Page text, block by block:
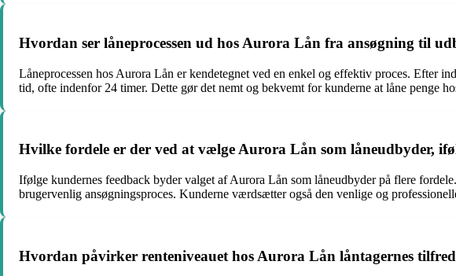
Hvordan ser låneprocessen ud hos Aurora Lån fra ansøgning til
Låneprocessen hos Aurora Lån er kendetegnet ved en enkel og effektiv proces. Efter
tid, ofte indenfor 24 timer. Dette gør det nemt og bekvemt for kunderne at låne penge
Hvilke fordele er der ved at vælge Aurora Lån som låneudbyder,
Ifølge kundernes feedback byder valget af Aurora Lån som låneudbyder på flere
brugervenlig ansøgningsproces. Kunderne værdsætter også den venlige og
Hvordan påvirker renteniveauet hos Aurora Lån låntagernes